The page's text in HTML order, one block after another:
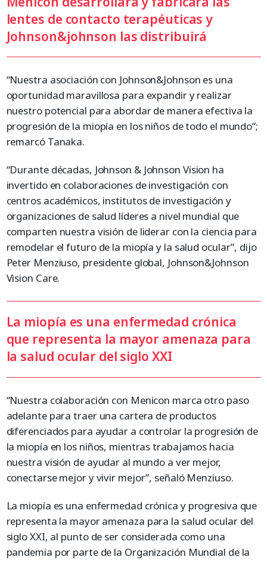
lentes de contacto terapéuticas y
Johnson&johnson las distribuirá
“Nuestra asociación con Johnson&Johnson es una
oportunidad maravillosa para expandir y realizar
nuestro potencial para abordar de manera efectiva la
progresión de la miopía en los niños de todo el mundo”;
remarcó Tanaka.
“Durante décadas, Johnson & Johnson Vision ha
invertido en colaboraciones de investigación con
centros académicos, institutos de investigación y
organizaciones de salud líderes a nivel mundial que
comparten nuestra visión de liderar con la ciencia para
remodelar el futuro de la miopía y la salud ocular”, dijo
Peter Menziuso, presidente global, Johnson&Johnson
Vision Care.
La miopía es una enfermedad crónica
que representa la mayor amenaza para
la salud ocular del siglo XXI
“Nuestra colaboración con Menicon marca otro paso
adelante para traer una cartera de productos
diferenciados para ayudar a controlar la progresión de
la miopía en los niños, mientras trabajamos hacia
nuestra visión de ayudar al mundo a ver mejor,
conectarse mejor y vivir mejor”, señaló Menziuso.
La miopía es una enfermedad crónica y progresiva que
representa la mayor amenaza para la salud ocular del
siglo XXI, al punto de ser considerada como una
pandemia por parte de la Organización Mundial de la